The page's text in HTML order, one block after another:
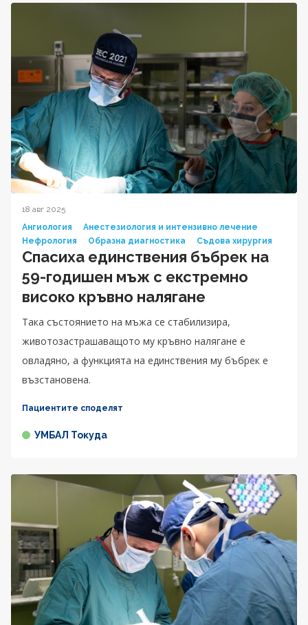
18 авг 2025
Ангиология
Анестезиология и интензивно лечение
Нефрология
Образна диагностика Съдова хирургия
Спасиха единствения бъбрек на
59-годишен мъж с екстремно
високо кръвно налягане
Така състоянието на мъжа се стабилизира,
животозастрашаващото му кръвно налягане е
овладяно, а функцията на единствения му бъбрек е
възстановена.
Пациентите споделят
УМБАЛ Токуда